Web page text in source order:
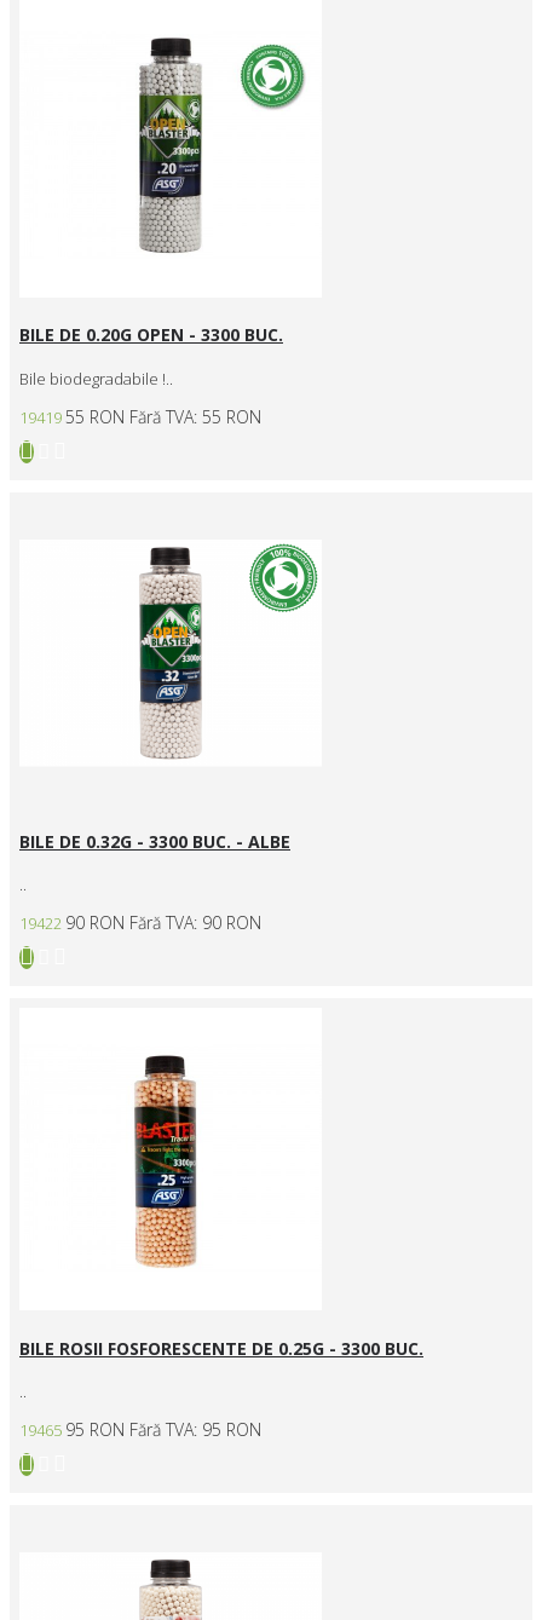
BILE DE 0.20G OPEN - 3300 BUC.
Bile biodegradabile !..
19419 55 RON Fără TVA: 55 RON
BILE DE 0.32G - 3300 BUC. - ALBE
..
19422 90 RON Fără TVA: 90 RON
BILE ROSII FOSFORESCENTE DE 0.25G - 3300 BUC.
..
19465 95 RON Fără TVA: 95 RON